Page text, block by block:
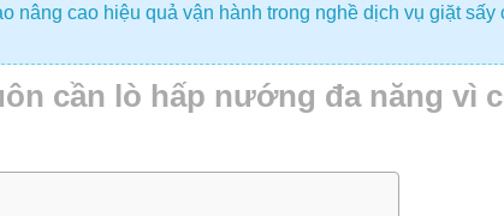
nâng cao hiệu quả vận hành trong nghề dịch vụ giặt sấy
cần lò hấp nướng đa năng vì